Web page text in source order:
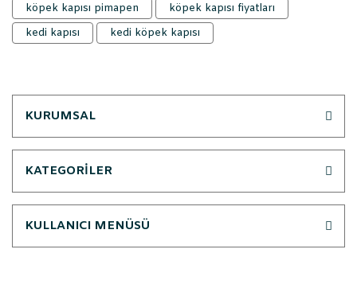
köpek kapısı pimapen
köpek kapısı fiyatları
kedi kapısı
kedi köpek kapısı
KURUMSAL
KATEGORİLER
KULLANICI MENÜSÜ